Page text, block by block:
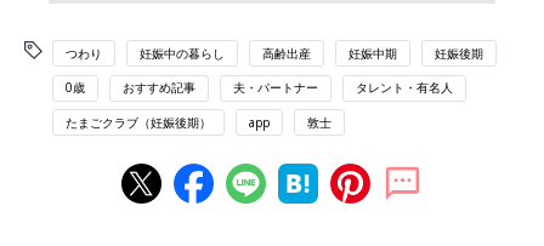
つわり 妊娠中の暮らし 高齢出産 妊娠中期 妊娠後期
0歳 おすすめ記事 夫・パートナー タレント・有名人
たまごクラブ（妊娠後期） app 敦士